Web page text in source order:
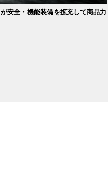
安全・機能装備を拡充して商品力